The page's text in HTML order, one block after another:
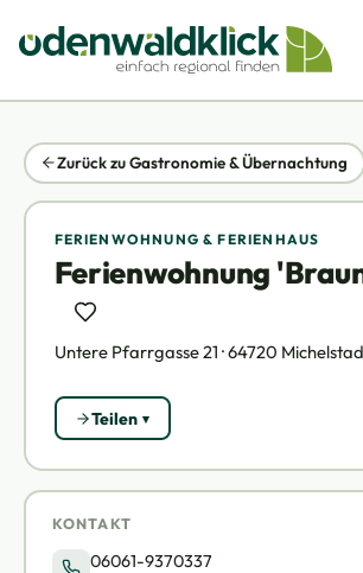
Zurück zu Gastronomie & Übernachtung
FERIENWOHNUNG & FERIENHAUS
Ferienwohnung
Untere Pfarrgasse 21 · 64720
Teilen
KONTAKT
06061-9370337